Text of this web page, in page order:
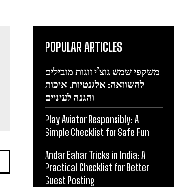
POPULAR ARTICLES
משקפי שמש גוצ’י זוגות מובילים
להשוואה: אלגנטיות, איכות
והגנה לעיניים
Play Aviator Responsibly: A
Simple Checklist for Safe Fun
Andar Bahar Tricks in India: A
Practical Checklist for Better
Guest Posting